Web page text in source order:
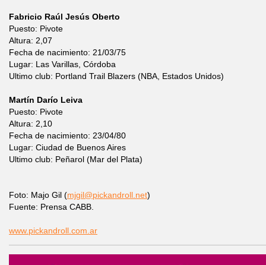
Fabricio Raúl Jesús Oberto
Puesto: Pivote
Altura: 2,07
Fecha de nacimiento: 21/03/75
Lugar: Las Varillas, Córdoba
Ultimo club: Portland Trail Blazers (NBA, Estados Unidos)
Martín Darío Leiva
Puesto: Pivote
Altura: 2,10
Fecha de nacimiento: 23/04/80
Lugar: Ciudad de Buenos Aires
Ultimo club: Peñarol (Mar del Plata)
Foto: Majo Gil (mjgil@pickandroll.net)
Fuente: Prensa CABB.
www.pickandroll.com.ar